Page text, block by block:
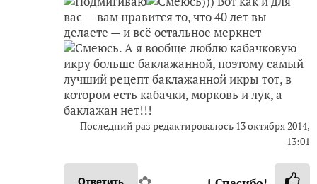
вас — вам нравится то, что 40 лет вы
делаете — и всё остальное меркнет
. А я вообще люблю кабачковую
икру больше баклажанной, поэтому самый
лучший рецепт баклажанной икры тот, в
котором есть кабачки, морковь и лук, а
баклажан нет!!!
Последний раз редактировалось 13 октября 2014,
13:01
Ответить